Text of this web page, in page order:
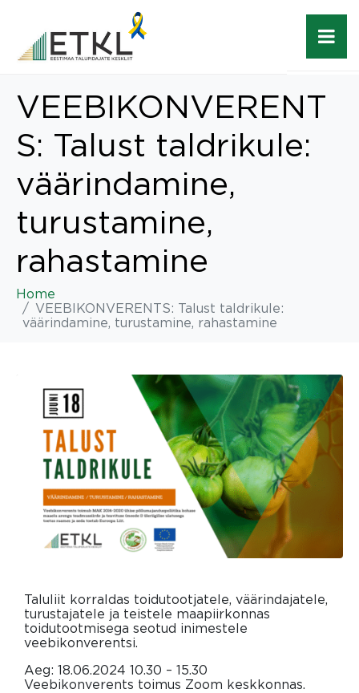
VEEBIKONVERENT
S: Talust taldrikule:
väärindamine,
turustamine,
rahastamine
Home
VEEBIKONVERENTS: Talust taldrikule:
väärindamine, turustamine, rahastamine
Taluliit korraldas toidutootjatele, väärindajatele,
turustajatele ja teistele maapiirkonnas
toidutootmisega seotud inimestele
veebikonverentsi.
Aeg: 18.06.2024 10.30 – 15.30
Veebikonverents toimus Zoom keskkonnas.